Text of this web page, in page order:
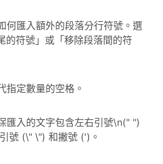
何匯入額外的段落分行符號。選
的符號」或「移除段落間的符
指定數量的空格。
匯入的文字包含左右引號\n(" ")
號 (\" \") 和撇號 (')。